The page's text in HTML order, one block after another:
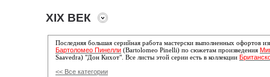
XIX ВЕК
Последняя большая серийная работа мастерски выполненных офортов
Бартоломео Пинелли (Bartolomeo Pinelli) по сюжетам произведения
Saavedra) "Дон Кихот". Все листы этой серии есть в коллекции
<< Все категории